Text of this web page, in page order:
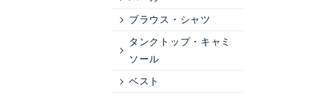
ブラウス・シャツ
タンクトップ・キャミ
ソール
ベスト